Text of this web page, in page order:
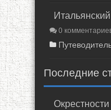
0
Последние